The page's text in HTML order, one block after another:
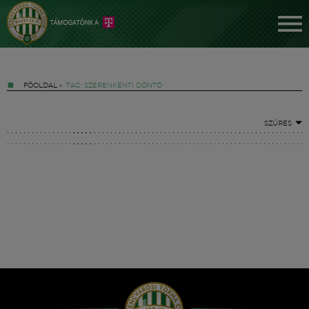
FŐOLDAL » TAG: SZERENKÉNTI DÖNTŐ
SZŰRÉS
Hírek